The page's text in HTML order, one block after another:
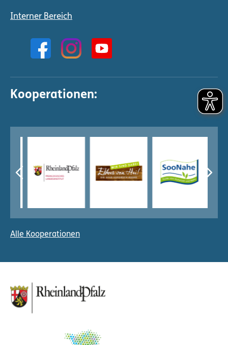
Interner Bereich
Kooperationen:
Alle Kooperationen